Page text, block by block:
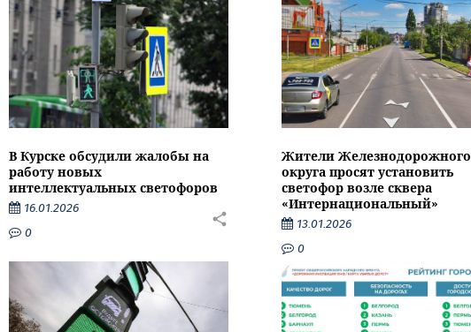
В Курске обсудили жалобы на
работу новых
интеллектуальных светофоров
16.01.2026
0
Жители Железнодорожного
округа просят установить
светофор возле сквера
«Интернациональный»
13.01.2026
0